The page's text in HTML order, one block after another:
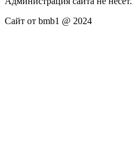
Сайт от bmb1 @ 2024